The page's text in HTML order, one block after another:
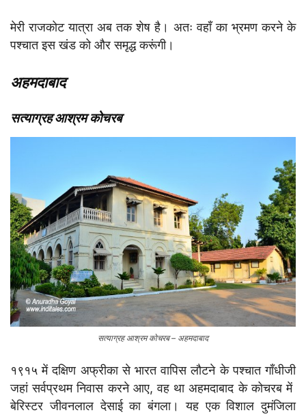
मेरी राजकोट यात्रा अब तक शेष है। अतः वहाँ का भ्रमण करने के
पश्चात इस खंड को और समृद्ध करूंगी।
अहमदाबाद
सत्याग्रह आश्रम कोचरब
सत्याग्रह आश्रम कोचरब – अहमदाबाद
१९१५ में दक्षिण अफ्रीका से भारत वापिस लौटने के पश्चात गाँधीजी
जहां सर्वप्रथम निवास करने आए, वह था अहमदाबाद के कोचरब में
बेरिस्टर जीवनलाल देसाई का बंगला। यह एक विशाल दुमंजिला